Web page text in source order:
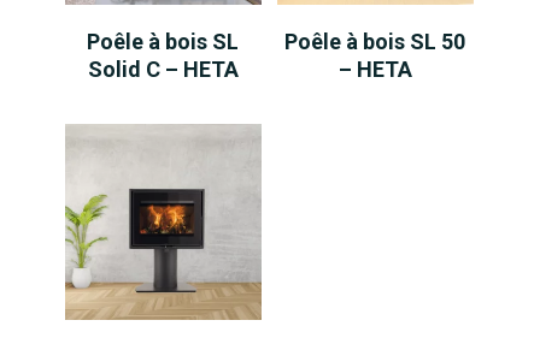
LIRE LA SUITE
Poêle à bois SL
Solid C – HETA
LIRE LA SUITE
Poêle à bois SL 50
– HETA